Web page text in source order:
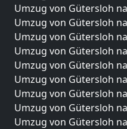
Umzug von Gütersloh
Umzug von Gütersloh
Umzug von Gütersloh
Umzug von Gütersloh
Umzug von Gütersloh
Umzug von Gütersloh
Umzug von Gütersloh
Umzug von Gütersloh
Umzug von Gütersloh